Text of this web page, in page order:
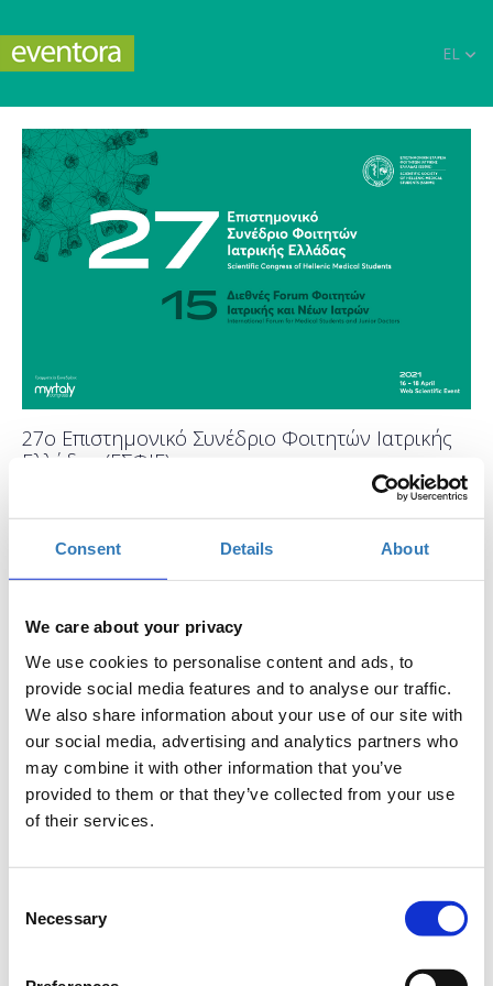
Consent Details About
We care about your privacy
We use cookies to personalise content and ads, to
provide social media features and to analyse our traffic.
We also share information about your use of our site with
our social media, advertising and analytics partners who
may combine it with other information that you’ve
provided to them or that they’ve collected from your use
of their services.
Selection
Necessary
EL
27ο Επιστημονικό Συνέδριο Φοιτητών Ιατρικής
Ελλάδας (ΕΣΦΙΕ)
Παρασκευή, 16 Απριλίου 2021
8:00 πμ
Κυριακή, 18 Απριλίου 2021
Προσθήκη στο ημερολόγιό σας
Online
Εγγραφή
Η εγγραφή στο 27ο Επιστημονικό Συνέδριο Φοιτητών